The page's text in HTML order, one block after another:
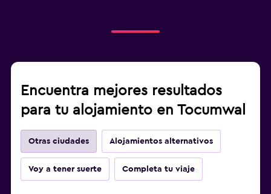
Encuentra mejores resultados
para tu alojamiento en Tocumwal
Otras ciudades Alojamientos alternativos
Voy a tener suerte Completa tu viaje